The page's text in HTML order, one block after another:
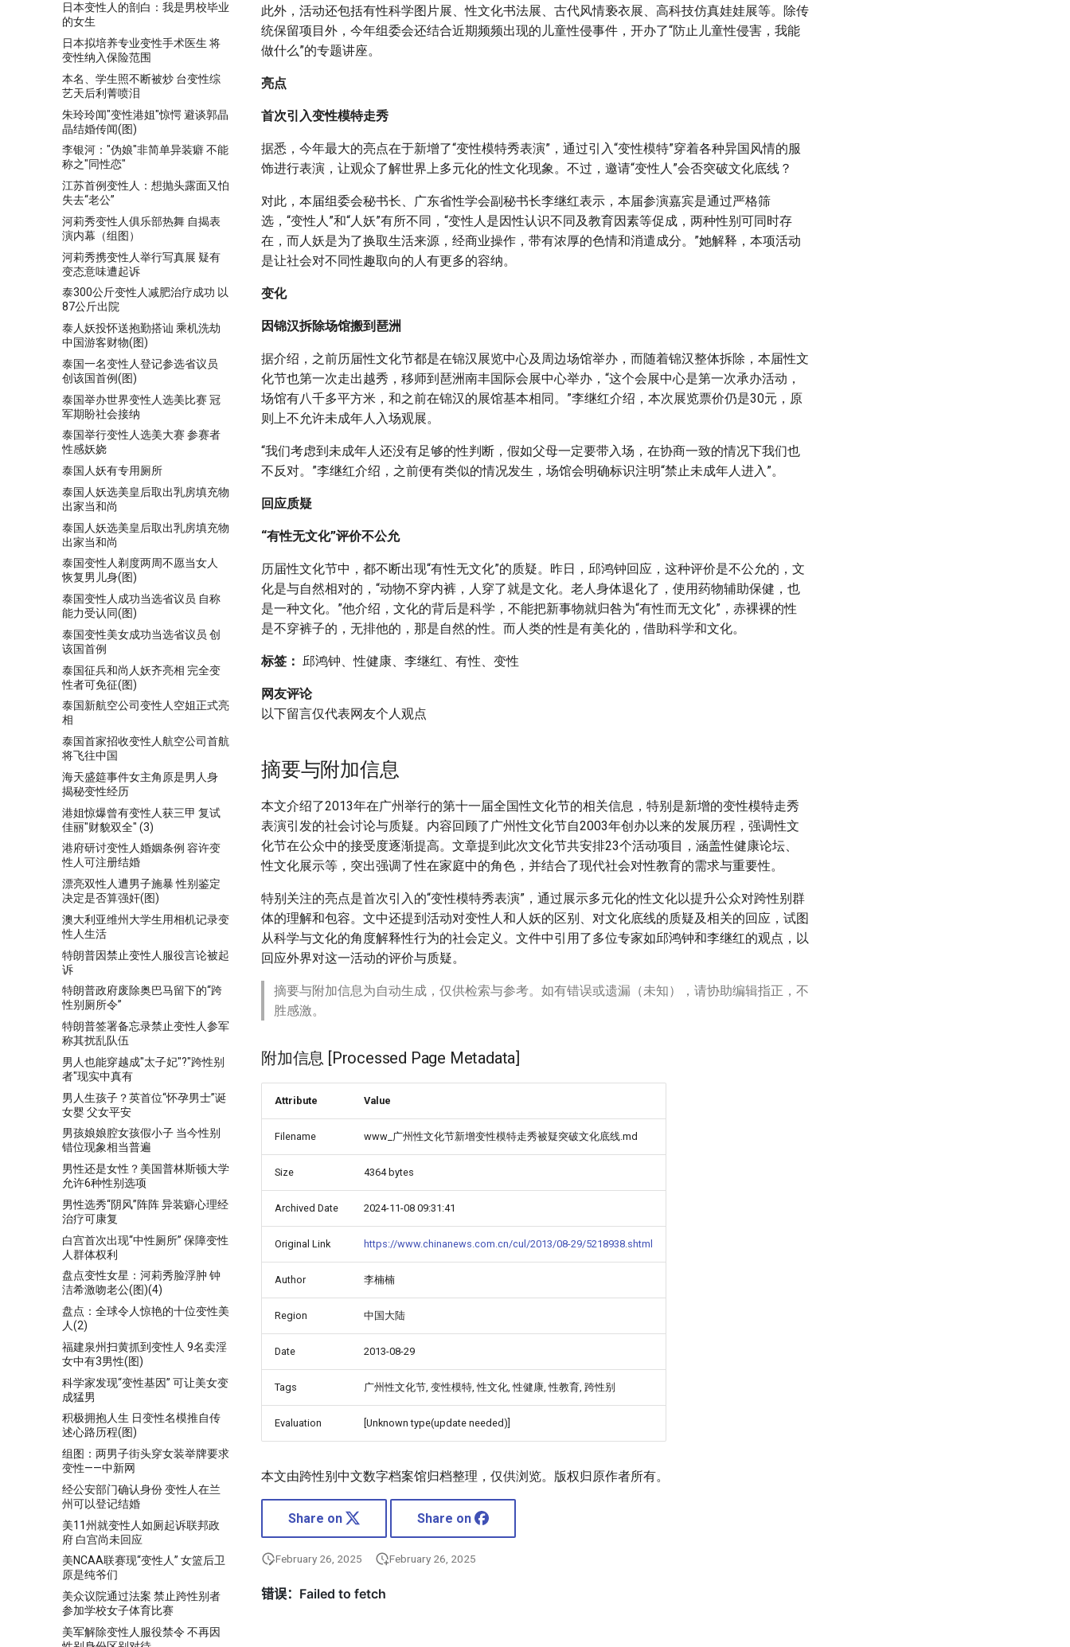
日本变性人的剖白：我是男校毕业
的女生
日本拟培养专业变性手术医生 将
变性纳入保险范围
本名、学生照不断被炒 台变性综
艺天后利菁喷泪
朱玲玲闻"变性港姐"惊愕 避谈郭晶
晶结婚传闻(图)
李银河："伪娘"非简单异装癖 不能
称之"同性恋"
江苏首例变性人：想抛头露面又怕
失去“老公”
河莉秀变性人俱乐部热舞 自揭表
演内幕（组图）
河莉秀携变性人举行写真展 疑有
变态意味遭起诉
泰300公斤变性人减肥治疗成功 以
87公斤出院
泰人妖投怀送抱勤搭讪 乘机洗劫
中国游客财物(图)
泰国一名变性人登记参选省议员
创该国首例(图)
泰国举办世界变性人选美比赛 冠
军期盼社会接纳
泰国举行变性人选美大赛 参赛者
性感妖娆
泰国人妖有专用厕所
泰国人妖选美皇后取出乳房填充物
出家当和尚
泰国人妖选美皇后取出乳房填充物
出家当和尚
泰国变性人剃度两周不愿当女人
恢复男儿身(图)
泰国变性人成功当选省议员 自称
能力受认同(图)
泰国变性美女成功当选省议员 创
该国首例
泰国征兵和尚人妖齐亮相 完全变
性者可免征(图)
泰国新航空公司变性人空姐正式亮
相
泰国首家招收变性人航空公司首航
将飞往中国
海天盛筵事件女主角原是男人身
揭秘变性经历
港姐惊爆曾有变性人获三甲 复试
佳丽"财貌双全" (3)
港府研讨变性人婚姻条例 容许变
性人可注册结婚
漂亮双性人遭男子施暴 性别鉴定
决定是否算强奸(图)
澳大利亚维州大学生用相机记录变
性人生活
特朗普因禁止变性人服役言论被起
诉
特朗普政府废除奥巴马留下的“跨
性别厕所令”
特朗普签署备忘录禁止变性人参军
称其扰乱队伍
男人也能穿越成"太子妃"?"跨性别
者"现实中真有
男人生孩子？英首位“怀孕男士”诞
女婴 父女平安
男孩娘娘腔女孩假小子 当今性别
错位现象相当普遍
男性还是女性？美国普林斯顿大学
允许6种性别选项
男性选秀“阴风”阵阵 异装癖心理经
治疗可康复
白宫首次出现“中性厕所” 保障变性
人群体权利
盘点变性女星：河莉秀脸浮肿 钟
洁希激吻老公(图)(4)
盘点：全球令人惊艳的十位变性美
人(2)
福建泉州扫黄抓到变性人 9名卖淫
女中有3男性(图)
科学家发现“变性基因” 可让美女变
成猛男
积极拥抱人生 日变性名模推自传
述心路历程(图)
组图：两男子街头穿女装举牌要求
变性——中新网
经公安部门确认身份 变性人在兰
州可以登记结婚
美11州就变性人如厕起诉联邦政
府 白宫尚未回应
美NCAA联赛现“变性人” 女篮后卫
原是纯爷们
美众议院通过法案 禁止跨性别者
参加学校女子体育比赛
美军解除变性人服役禁令 不再因
此外，活动还包括有性科学图片展、性文化书法展、古代风情亵衣展、高科技仿真娃娃展等。除传
统保留项目外，今年组委会还结合近期频频出现的儿童性侵事件，开办了“防止儿童性侵害，我能
做什么”的专题讲座。
亮点
首次引入变性模特走秀
据悉，今年最大的亮点在于新增了“变性模特秀表演”，通过引入“变性模特”穿着各种异国风情的服
饰进行表演，让观众了解世界上多元化的性文化现象。不过，邀请“变性人”会否突破文化底线？
对此，本届组委会秘书长、广东省性学会副秘书长李继红表示，本届参演嘉宾是通过严格筛
选，“变性人”和“人妖”有所不同，“变性人是因性认识不同及教育因素等促成，两种性别可同时存
在，而人妖是为了换取生活来源，经商业操作，带有浓厚的色情和消遣成分。”她解释，本项活动
是让社会对不同性趣取向的人有更多的容纳。
变化
因锦汉拆除场馆搬到琶洲
据介绍，之前历届性文化节都是在锦汉展览中心及周边场馆举办，而随着锦汉整体拆除，本届性文
化节也第一次走出越秀，移师到琶洲南丰国际会展中心举办，“这个会展中心是第一次承办活动，
场馆有八千多平方米，和之前在锦汉的展馆基本相同。”李继红介绍，本次展览票价仍是30元，原
则上不允许未成年人入场观展。
“我们考虑到未成年人还没有足够的性判断，假如父母一定要带入场，在协商一致的情况下我们也
不反对。”李继红介绍，之前便有类似的情况发生，场馆会明确标识注明“禁止未成年人进入”。
回应质疑
“有性无文化”评价不公允
历届性文化节中，都不断出现“有性无文化”的质疑。昨日，邱鸿钟回应，这种评价是不公允的，文
化是与自然相对的，“动物不穿内裤，人穿了就是文化。老人身体退化了，使用药物辅助保健，也
是一种文化。”他介绍，文化的背后是科学，不能把新事物就归咎为“有性而无文化”，赤裸裸的性
是不穿裤子的，无排他的，那是自然的性。而人类的性是有美化的，借助科学和文化。
标签： 邱鸿钟、性健康、李继红、有性、变性
网友评论
以下留言仅代表网友个人观点
摘要与附加信息
本文介绍了2013年在广州举行的第十一届全国性文化节的相关信息，特别是新增的变性模特走秀
表演引发的社会讨论与质疑。内容回顾了广州性文化节自2003年创办以来的发展历程，强调性文
化节在公众中的接受度逐渐提高。文章提到此次文化节共安排23个活动项目，涵盖性健康论坛、
性文化展示等，突出强调了性在家庭中的角色，并结合了现代社会对性教育的需求与重要性。
特别关注的亮点是首次引入的“变性模特秀表演”，通过展示多元化的性文化以提升公众对跨性别群
体的理解和包容。文中还提到活动对变性人和人妖的区别、对文化底线的质疑及相关的回应，试图
从科学与文化的角度解释性行为的社会定义。文件中引用了多位专家如邱鸿钟和李继红的观点，以
回应外界对这一活动的评价与质疑。
摘要与附加信息为自动生成，仅供检索与参考。如有错误或遗漏（未知），请协助编辑指正，不
胜感激。
附加信息 [Processed Page Metadata]
Attribute Value
Filename www_广州性文化节新增变性模特走秀被疑突破文化底线.md
Size 4364 bytes
Archived Date 2024-11-08 09:31:41
Original Link https://www.chinanews.com.cn/cul/2013/08-29/5218938.shtml
Author 李楠楠
Region 中国大陆
Date 2013-08-29
Tags 广州性文化节, 变性模特, 性文化, 性健康, 性教育, 跨性别
Evaluation [Unknown type(update needed)]
本文由跨性别中文数字档案馆归档整理，仅供浏览。版权归原作者所有。
Share on Share on
February 26, 2025 February 26, 2025